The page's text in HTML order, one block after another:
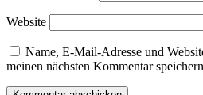
Website
Name, E-Mail-Adresse und
meinen nächsten Kommentar